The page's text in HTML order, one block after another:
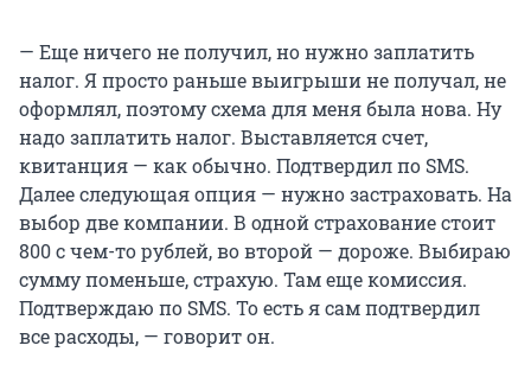
— Еще ничего не получил, но нужно заплатить
налог. Я просто раньше выигрыши не получал, не
оформлял, поэтому схема для меня была нова. Ну
надо заплатить налог. Выставляется счет,
квитанция — как обычно. Подтвердил по SMS.
Далее следующая опция — нужно застраховать. На
выбор две компании. В одной страхование стоит
800 с чем-то рублей, во второй — дороже. Выбираю
сумму поменьше, страхую. Там еще комиссия.
Подтверждаю по SMS. То есть я сам подтвердил
все расходы, — говорит он.